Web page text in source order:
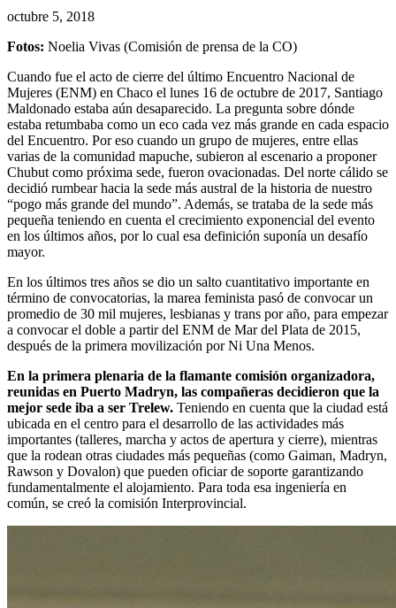
octubre 5, 2018
Fotos: Noelia Vivas (Comisión de prensa de la CO)
Cuando fue el acto de cierre del último Encuentro Nacional de
Mujeres (ENM) en Chaco el lunes 16 de octubre de 2017, Santiago
Maldonado estaba aún desaparecido. La pregunta sobre dónde
estaba retumbaba como un eco cada vez más grande en cada espacio
del Encuentro. Por eso cuando un grupo de mujeres, entre ellas
varias de la comunidad mapuche, subieron al escenario a proponer
Chubut como próxima sede, fueron ovacionadas. Del norte cálido se
decidió rumbear hacia la sede más austral de la historia de nuestro
“pogo más grande del mundo”. Además, se trataba de la sede más
pequeña teniendo en cuenta el crecimiento exponencial del evento
en los últimos años, por lo cual esa definición suponía un desafío
mayor.
En los últimos tres años se dio un salto cuantitativo importante en
término de convocatorias, la marea feminista pasó de convocar un
promedio de 30 mil mujeres, lesbianas y trans por año, para empezar
a convocar el doble a partir del ENM de Mar del Plata de 2015,
después de la primera movilización por Ni Una Menos.
En la primera plenaria de la flamante comisión organizadora,
reunidas en Puerto Madryn, las compañeras decidieron que la
mejor sede iba a ser Trelew. Teniendo en cuenta que la ciudad está
ubicada en el centro para el desarrollo de las actividades más
importantes (talleres, marcha y actos de apertura y cierre), mientras
que la rodean otras ciudades más pequeñas (como Gaiman, Madryn,
Rawson y Dovalon) que pueden oficiar de soporte garantizando
fundamentalmente el alojamiento. Para toda esa ingeniería en
común, se creó la comisión Interprovincial.